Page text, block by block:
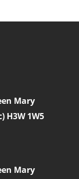
Mary
H3W 1W5
Mary